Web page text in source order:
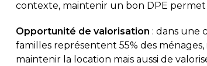
contexte, maintenir un bon DPE
Opportunité de valorisation : dans une
familles représentent 55% des
maintenir la location mais aussi de